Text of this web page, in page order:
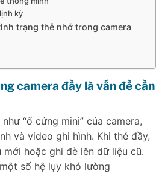
kỳ
trạng thẻ nhớ trong camera
camera đầy là vấn đề cần
“ổ cứng mini” của camera,
và video ghi hình. Khi thẻ đầy,
hoặc ghi đè lên dữ liệu cũ.
số hệ lụy khó lường